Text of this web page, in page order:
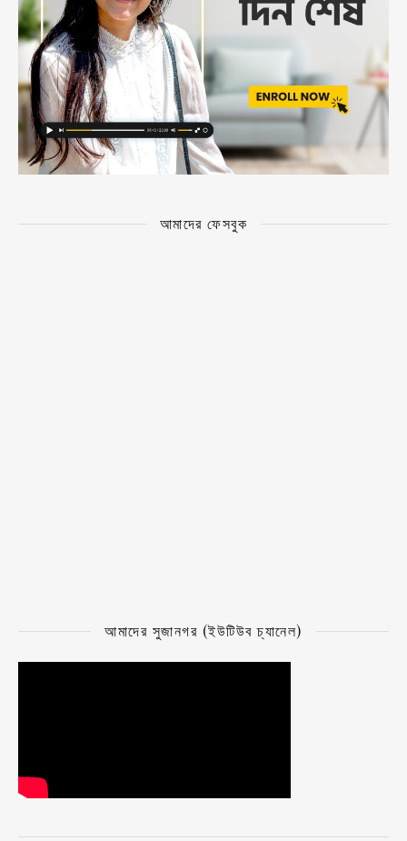
আমাদের ফেসবুক
আমাদের সুজানগর (ইউটিউব চ্যানেল)